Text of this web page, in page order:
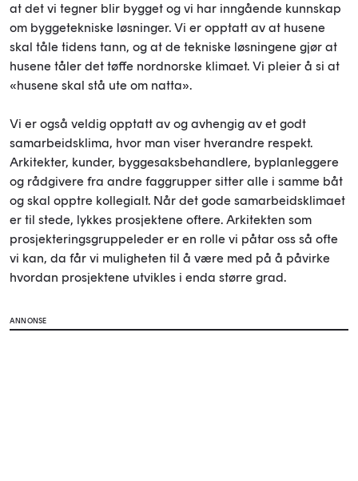
at det vi tegner blir bygget og vi har inngående kunnskap
om byggetekniske løsninger. Vi er opptatt av at husene
skal tåle tidens tann, og at de tekniske løsningene gjør at
husene tåler det tøffe nordnorske klimaet. Vi pleier å si at
«husene skal stå ute om natta».
Vi er også veldig opptatt av og avhengig av et godt
samarbeidsklima, hvor man viser hverandre respekt.
Arkitekter, kunder, byggesaksbehandlere, byplanleggere
og rådgivere fra andre faggrupper sitter alle i samme båt
og skal opptre kollegialt. Når det gode samarbeidsklimaet
er til stede, lykkes prosjektene oftere. Arkitekten som
prosjekteringsgruppeleder er en rolle vi påtar oss så ofte
vi kan, da får vi muligheten til å være med på å påvirke
hvordan prosjektene utvikles i enda større grad.
ANNONSE